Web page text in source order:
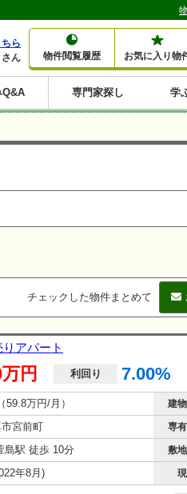
物件閲覧履歴 お気に入り物
ら
ん
Q&A 専門家探し 学
チェックした物件まとめて
アパート
円 利回り 7.00%
59.8万円/月） 建
宮前町 専
島駅 徒歩 10分 敷
年8月)